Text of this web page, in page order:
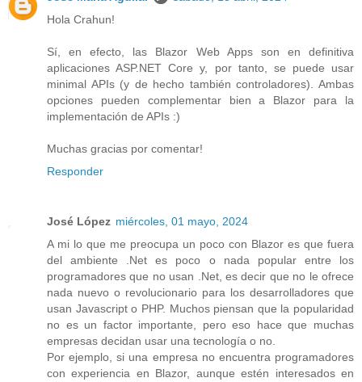
Hola Crahun!
Sí, en efecto, las Blazor Web Apps son en definitiva
aplicaciones ASP.NET Core y, por tanto, se puede usar
minimal APIs (y de hecho también controladores). Ambas
opciones pueden complementar bien a Blazor para la
implementación de APIs :)
Muchas gracias por comentar!
Responder
José López miércoles, 01 mayo, 2024
A mi lo que me preocupa un poco con Blazor es que fuera
del ambiente .Net es poco o nada popular entre los
programadores que no usan .Net, es decir que no le ofrece
nada nuevo o revolucionario para los desarrolladores que
usan Javascript o PHP. Muchos piensan que la popularidad
no es un factor importante, pero eso hace que muchas
empresas decidan usar una tecnología o no.
Por ejemplo, si una empresa no encuentra programadores
con experiencia en Blazor, aunque estén interesados en